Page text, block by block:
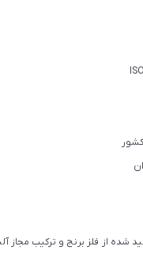
شده از فلز برنج و ترکیب